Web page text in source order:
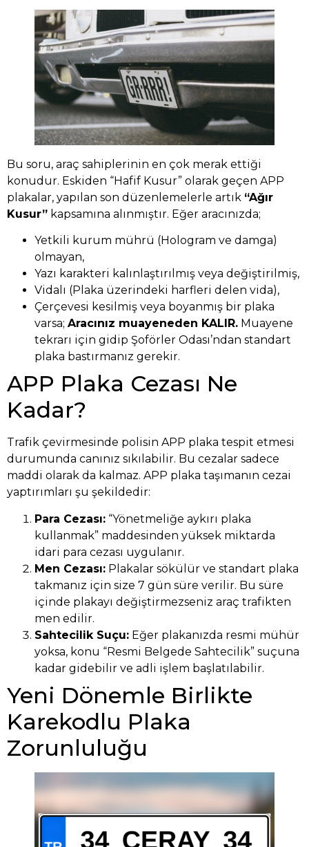
Bu soru, araç sahiplerinin en çok merak ettiği
konudur. Eskiden “Hafif Kusur” olarak geçen APP
plakalar, yapılan son düzenlemelerle artık “Ağır
Kusur” kapsamına alınmıştır. Eğer aracınızda;
Yetkili kurum mührü (Hologram ve damga)
olmayan,
Yazı karakteri kalınlaştırılmış veya değiştirilmiş,
Vidalı (Plaka üzerindeki harfleri delen vida),
Çerçevesi kesilmiş veya boyanmış bir plaka
varsa; Aracınız muayeneden KALIR. Muayene
tekrarı için gidip Şoförler Odası’ndan standart
plaka bastırmanız gerekir.
APP Plaka Cezası Ne
Kadar?
Trafik çevirmesinde polisin APP plaka tespit etmesi
durumunda canınız sıkılabilir. Bu cezalar sadece
maddi olarak da kalmaz. APP plaka taşımanın cezai
yaptırımları şu şekildedir:
Para Cezası: “Yönetmeliğe aykırı plaka
kullanmak” maddesinden yüksek miktarda
idari para cezası uygulanır.
Men Cezası: Plakalar sökülür ve standart plaka
takmanız için size 7 gün süre verilir. Bu süre
içinde plakayı değiştirmezseniz araç trafikten
men edilir.
Sahtecilik Suçu: Eğer plakanızda resmi mühür
yoksa, konu “Resmi Belgede Sahtecilik” suçuna
kadar gidebilir ve adli işlem başlatılabilir.
Yeni Dönemle Birlikte
Karekodlu Plaka
Zorunluluğu